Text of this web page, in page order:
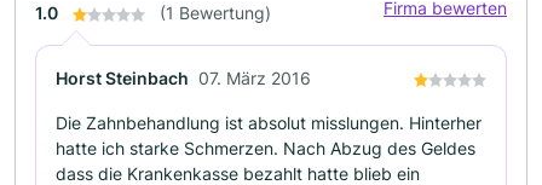
1.0 (1 Bewertung) Firma bewerten
Horst Steinbach 07. März 2016
Die Zahnbehandlung ist absolut misslungen. Hinterher
hatte ich starke Schmerzen. Nach Abzug des Geldes
dass die Krankenkasse bezahlt hatte blieb ein